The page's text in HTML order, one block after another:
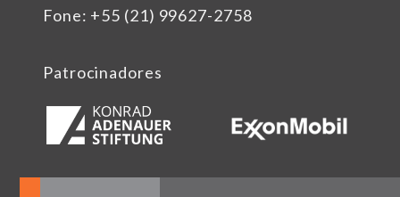
Fone: +55 (21) 99627-2758
Patrocinadores